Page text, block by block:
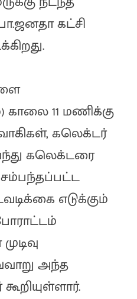
கட்சி
11 மணிக்கு
கலெக்டர்
கலெக்டரை
எடுக்கும்
அந்த